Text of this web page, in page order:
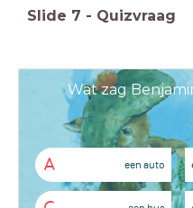
Slide 7 - Quizvraag
Wat zag
A een auto